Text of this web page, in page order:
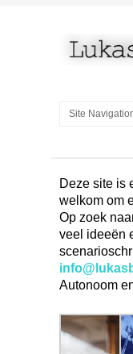
Deze site is
welkom om
Op zoek
veel ideeën
Autonoom